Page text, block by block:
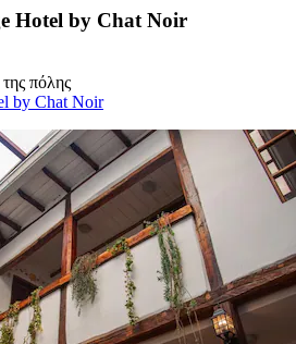
Hotel by Chat Noir
πόλης
by Chat Noir